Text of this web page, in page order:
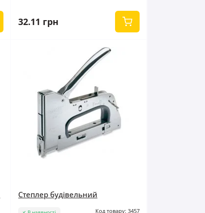
32.11 грн
Степлер будівельний
Код товару: 3457